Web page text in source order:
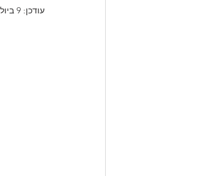
עודכן: 9 ביולי 2020